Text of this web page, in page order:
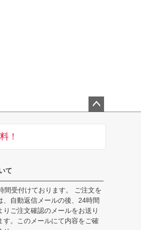
へ
！
て
間受付けております。 ご注文を
、自動返信メールの後、24時間
りご注文確認のメールをお送り
す。このメールにて内容をご確